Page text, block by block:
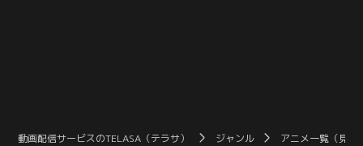
動画配信サービスのTELASA（テラサ） ジャンル アニメ一覧（見放